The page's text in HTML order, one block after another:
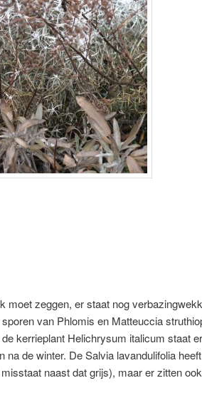
moet zeggen, er staat nog
van Phlomis en Matteuccia
kerrieplant Helichrysum italicum staat
na de winter. De Salvia lavandulifolia
naast dat grijs), maar er zitten